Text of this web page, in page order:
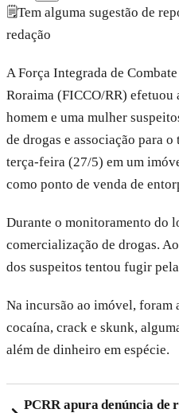
🗒️Tem alguma sugestão de
redação
A Força Integrada de
Roraima (FICCO/RR) efetuou
homem e uma mulher
de drogas e associação para
terça-feira (27/5) em um
como ponto de venda de
Durante o monitoramento do
comercialização de drogas.
dos suspeitos tentou fugir
Na incursão ao imóvel, foram
cocaína, crack e skunk,
além de dinheiro em espécie.
PCRR apura denúncia de